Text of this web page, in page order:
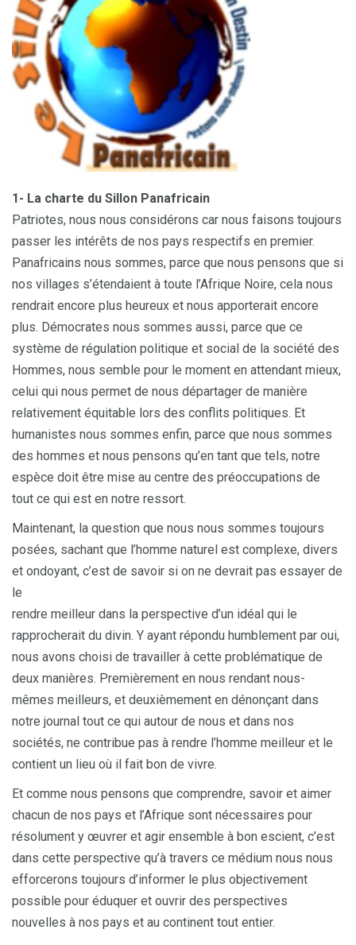
1- La charte du Sillon Panafricain
Patriotes, nous nous considérons car nous faisons toujours
passer les intérêts de nos pays respectifs en premier.
Panafricains nous sommes, parce que nous pensons que si
nos villages s’étendaient à toute l’Afrique Noire, cela nous
rendrait encore plus heureux et nous apporterait encore
plus. Démocrates nous sommes aussi, parce que ce
système de régulation politique et social de la société des
Hommes, nous semble pour le moment en attendant mieux,
celui qui nous permet de nous départager de manière
relativement équitable lors des conflits politiques. Et
humanistes nous sommes enfin, parce que nous sommes
des hommes et nous pensons qu’en tant que tels, notre
espèce doit être mise au centre des préoccupations de
tout ce qui est en notre ressort.
Maintenant, la question que nous nous sommes toujours
posées, sachant que l’homme naturel est complexe, divers
et ondoyant, c’est de savoir si on ne devrait pas essayer de
le
rendre meilleur dans la perspective d’un idéal qui le
rapprocherait du divin. Y ayant répondu humblement par oui,
nous avons choisi de travailler à cette problématique de
deux manières. Premièrement en nous rendant nous-
mêmes meilleurs, et deuxièmement en dénonçant dans
notre journal tout ce qui autour de nous et dans nos
sociétés, ne contribue pas à rendre l’homme meilleur et le
contient un lieu où il fait bon de vivre.
Et comme nous pensons que comprendre, savoir et aimer
chacun de nos pays et l’Afrique sont nécessaires pour
résolument y œuvrer et agir ensemble à bon escient, c’est
dans cette perspective qu’à travers ce médium nous nous
efforcerons toujours d’informer le plus objectivement
possible pour éduquer et ouvrir des perspectives
nouvelles à nos pays et au continent tout entier.